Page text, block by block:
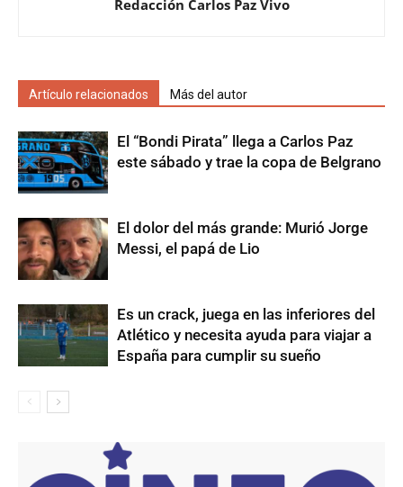
Redacción Carlos Paz Vivo
Artículo relacionados Más del autor
El “Bondi Pirata” llega a Carlos Paz
este sábado y trae la copa de Belgrano
El dolor del más grande: Murió Jorge
Messi, el papá de Lio
Es un crack, juega en las inferiores del
Atlético y necesita ayuda para viajar a
España para cumplir su sueño